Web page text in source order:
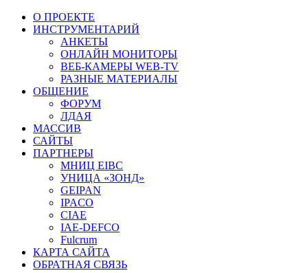
О ПРОЕКТЕ
ИНСТРУМЕНТАРИЙ
АНКЕТЫ
ОНЛАЙН МОНИТОРЫ
ВЕБ-КАМЕРЫ WEB-TV
РАЗНЫЕ МАТЕРИАЛЫ
ОБЩЕНИЕ
ФОРУМ
ЛДАЯ
МАССИВ
САЙТЫ
ПАРТНЕРЫ
МНИЦ EIBC
УНИЦА «ЗОНД»
GEIPAN
IPACO
CIAE
IAE-DEFCO
Fulcrum
КАРТА САЙТА
ОБРАТНАЯ СВЯЗЬ